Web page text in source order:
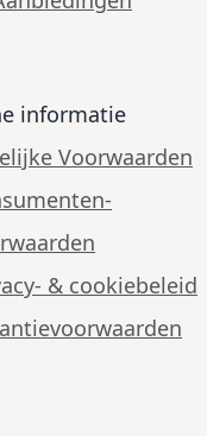
informatie
Voorwaarden
& cookiebeleid